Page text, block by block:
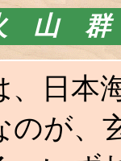
山 群
日本海
のが、